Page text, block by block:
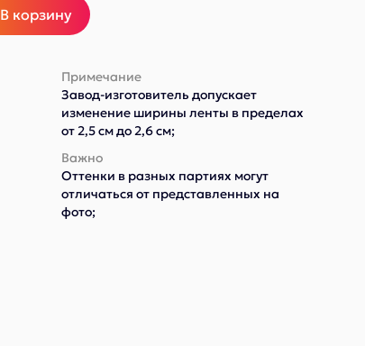
В корзину
Примечание
Завод-изготовитель допускает
изменение ширины ленты в пределах
от 2,5 см до 2,6 см;
Важно
Оттенки в разных партиях могут
отличаться от представленных на
фото;